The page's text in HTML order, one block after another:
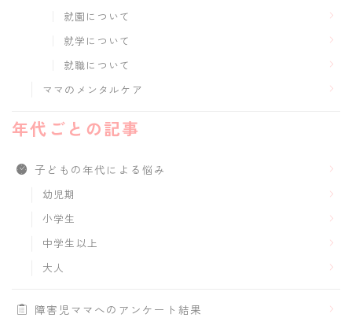
就園について
就学について
就職について
ママのメンタルケア
年代ごとの記事
子どもの年代による悩み
幼児期
小学生
中学生以上
大人
障害児ママへのアンケート結果